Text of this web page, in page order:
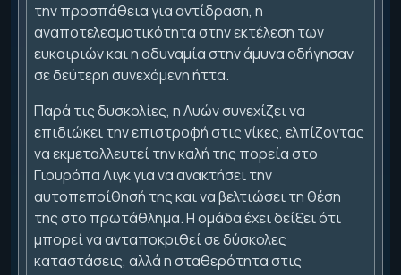
την προσπάθεια για αντίδραση, η
αναποτελεσματικότητα στην εκτέλεση των
ευκαιριών και η αδυναμία στην άμυνα οδήγησαν
σε δεύτερη συνεχόμενη ήττα.
Παρά τις δυσκολίες, η Λυών συνεχίζει να
επιδιώκει την επιστροφή στις νίκες, ελπίζοντας
να εκμεταλλευτεί την καλή της πορεία στο
Γιουρόπα Λιγκ για να ανακτήσει την
αυτοπεποίθησή της και να βελτιώσει τη θέση
της στο πρωτάθλημα. Η ομάδα έχει δείξει ότι
μπορεί να ανταποκριθεί σε δύσκολες
καταστάσεις, αλλά η σταθερότητα στις